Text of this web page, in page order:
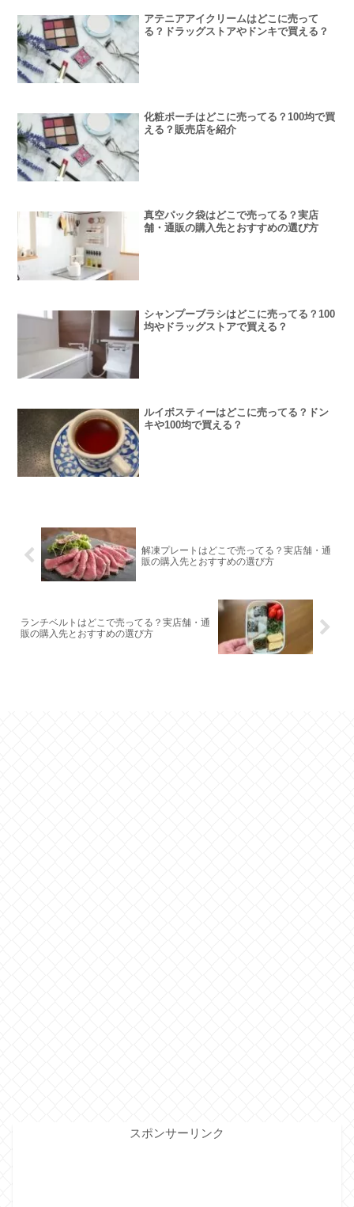
アテニアアイクリームはどこに売って
る？ドラッグストアやドンキで買える？
化粧ポーチはどこに売ってる？100均で買
える？販売店を紹介
真空パック袋はどこで売ってる？実店
舗・通販の購入先とおすすめの選び方
シャンプーブラシはどこに売ってる？100
均やドラッグストアで買える？
ルイボスティーはどこに売ってる？ドン
キや100均で買える？
解凍プレートはどこで売ってる？実店舗・通
販の購入先とおすすめの選び方
ランチベルトはどこで売ってる？実店舗・通
販の購入先とおすすめの選び方
スポンサーリンク